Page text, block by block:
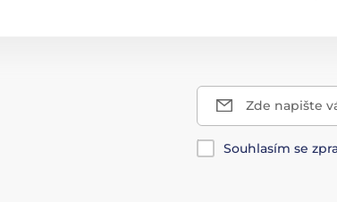
Zde napište
Souhlasím se